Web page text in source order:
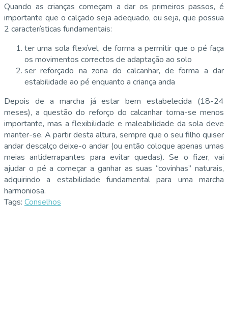
Quando as crianças começam a dar os primeiros passos, é
importante que o calçado seja adequado, ou seja, que possua
2 características fundamentais:
ter uma sola flexível, de forma a permitir que o pé faça
os movimentos correctos de adaptação ao solo
ser reforçado na zona do calcanhar, de forma a dar
estabilidade ao pé enquanto a criança anda
Depois de a marcha já estar bem estabelecida (18-24
meses), a questão do reforço do calcanhar torna-se menos
importante, mas a flexibilidade e maleabilidade da sola deve
manter-se. A partir desta altura, sempre que o seu filho quiser
andar descalço deixe-o andar (ou então coloque apenas umas
meias antiderrapantes para evitar quedas). Se o fizer, vai
ajudar o pé a começar a ganhar as suas “covinhas” naturais,
adquirindo a estabilidade fundamental para uma marcha
harmoniosa.
Tags: Conselhos